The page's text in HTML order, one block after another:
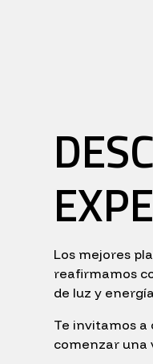
Los mejores
reafirmamos
de luz y
Te invitamos a
comenzar una